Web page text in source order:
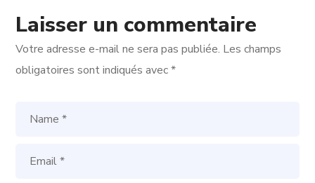
Laisser un commentaire
Votre adresse e-mail ne sera pas publiée. Les champs
obligatoires sont indiqués avec*